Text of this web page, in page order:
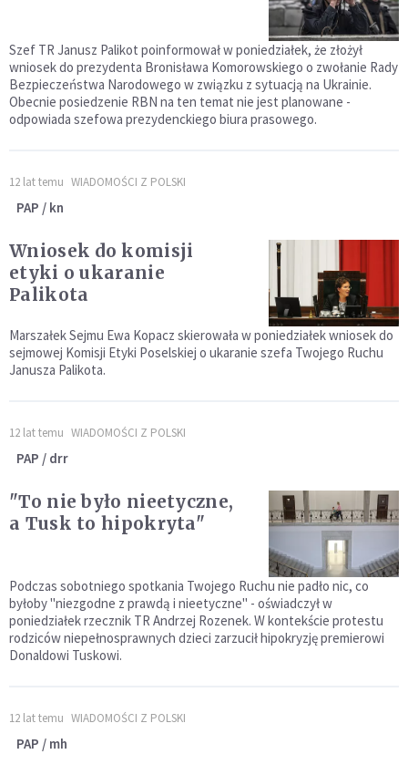
Szef TR Janusz Palikot poinformował w poniedziałek, że złożył
wniosek do prezydenta Bronisława Komorowskiego o zwołanie Rady
Bezpieczeństwa Narodowego w związku z sytuacją na Ukrainie.
Obecnie posiedzenie RBN na ten temat nie jest planowane -
odpowiada szefowa prezydenckiego biura prasowego.
12 lat temu WIADOMOŚCI Z POLSKI
PAP / kn
Wniosek do komisji
etyki o ukaranie
Palikota
Marszałek Sejmu Ewa Kopacz skierowała w poniedziałek wniosek do
sejmowej Komisji Etyki Poselskiej o ukaranie szefa Twojego Ruchu
Janusza Palikota.
12 lat temu WIADOMOŚCI Z POLSKI
PAP / drr
"To nie było nieetyczne,
a Tusk to hipokryta"
Podczas sobotniego spotkania Twojego Ruchu nie padło nic, co
byłoby "niezgodne z prawdą i nieetyczne" - oświadczył w
poniedziałek rzecznik TR Andrzej Rozenek. W kontekście protestu
rodziców niepełnosprawnych dzieci zarzucił hipokryzję premierowi
Donaldowi Tuskowi.
12 lat temu WIADOMOŚCI Z POLSKI
PAP / mh